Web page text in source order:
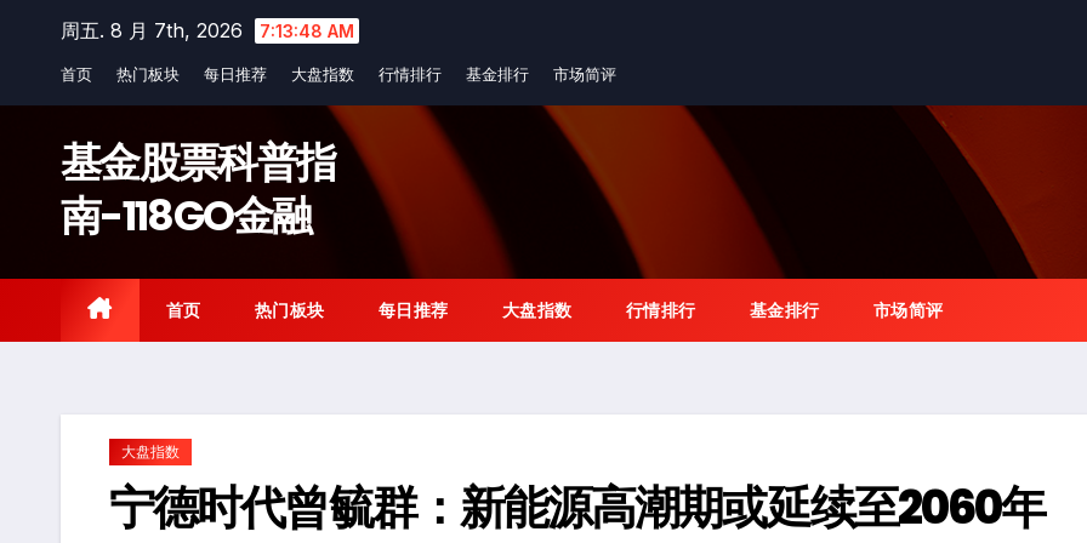
content
周五. 8 月 7th, 2026 7:13:49 AM
首页 热门板块 每日推荐 大盘指数 行情排行 基金排行 市场简评
基金股票科普指
南-118GO金融
首页 热门板块 每日推荐 大盘指数 行情排行 基金排行 市场简评
大盘指数
宁德时代曾毓群：新能源高潮期或延续至2060年